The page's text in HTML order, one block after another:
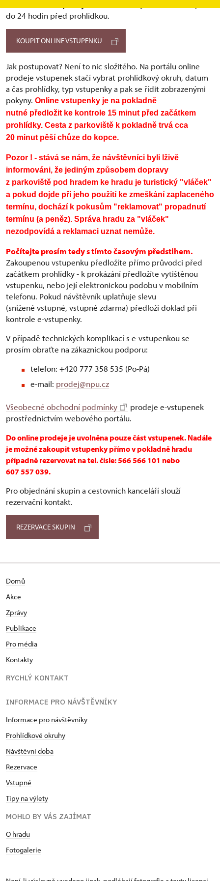
do 24 hodin před prohlídkou.
KOUPIT ONLINE VSTUPENKU
Jak postupovat? Není to nic složitého. Na portálu online
prodeje vstupenek stačí vybrat prohlídkový okruh, datum
a čas prohlídky, typ vstupenky a pak se řídit zobrazenými
pokyny. Online vstupenky je na pokladně
nutné předložit ke kontrole 15 minut před začátkem
prohlídky. Cesta z parkoviště k pokladně trvá cca
20 minut pěší chůze do kopce.
Pozor ! - stává se nám, že návštěvníci byli lživě
informováni, že jediným způsobem dopravy
z parkoviště pod hradem ke hradu je turistický "vláček"
a pokud dojde při jeho použití ke zmeškání zaplaceného
termínu, dochází k pokusům "reklamovat" propadnutí
termínu (a peněz). Správa hradu za "vláček"
nezodpovídá a reklamaci uznat nemůže.
Počítejte prosím tedy s tímto časovým předstihem.
Zakoupenou vstupenku předložíte přímo průvodci před
začátkem prohlídky - k prokázání předložíte vytištěnou
vstupenku, nebo její elektronickou podobu v mobilním
telefonu. Pokud návštěvník uplatňuje slevu
(snížené vstupné, vstupné zdarma) předloží doklad při
kontrole e-vstupenky.
V případě technických komplikací s e-vstupenkou se
prosím obraťte na zákaznickou podporu:
telefon: +420 777 358 535 (Po-Pá)
e-mail: prodej@npu.cz
Všeobecné obchodní podmínky
prodeje e-vstupenek
prostřednictvím webového portálu.
Do online prodeje je uvolněna pouze částvstupenek. Nadále
je možné zakoupit vstupenky přímo v pokladně hradu
případně rezervovat na tel. čísle: 566 566 101 nebo
607 557 039.
Pro objednání skupin a cestovních kanceláří slouží
rezervační kontakt.
REZERVACE SKUPIN
Domů
Akce
Zprávy
Publikace
Pro média
Kontakty
RYCHLÝ KONTAKT
INFORMACE PRO NÁVŠTĚVNÍKY
Informace pro návštěvníky
Prohlídkové okruhy
Návštěvní doba
Rezervace
Vstupné
Tipy na výlety
MOHLO BY VÁS ZAJÍMAT
O hradu
Fotogalerie